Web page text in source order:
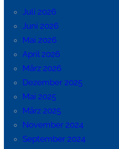
Juli 2026
Juni 2026
Mai 2026
April 2026
März 2026
Dezember 2025
Mai 2025
März 2025
November 2024
September 2024